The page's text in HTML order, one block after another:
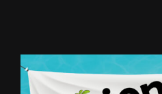
Zeige
grösseres